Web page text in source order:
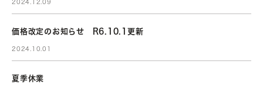
2024.12.09
価格改定のお知らせ R6.10.1更新
2024.10.01
夏季休業